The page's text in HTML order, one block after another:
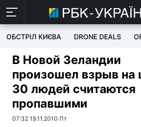
ОБСТРІЛ КИЄВА DRONE DEALS
В Новой Зеландии
произошел взрыв на
30 людей считаются
пропавшими
07:32 19.11.2010 Пт